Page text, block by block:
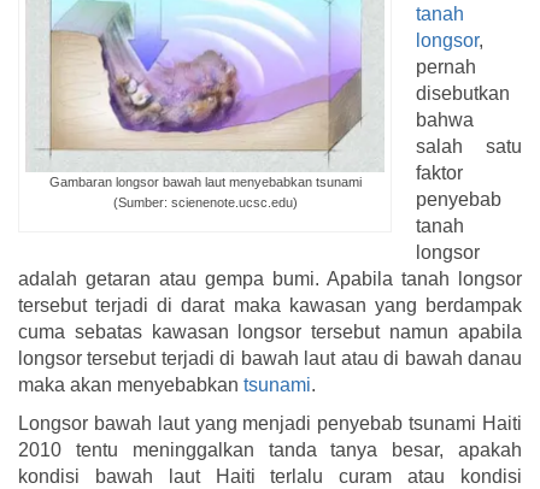
Gambaran longsor bawah laut menyebabkan tsunami
(Sumber: scienenote.ucsc.edu)
tanah
longsor,
pernah
disebutkan
bahwa
salah satu
faktor
penyebab
tanah
longsor
adalah getaran atau gempa bumi. Apabila tanah longsor
tersebut terjadi di darat maka kawasan yang berdampak
cuma sebatas kawasan longsor tersebut namun apabila
longsor tersebut terjadi di bawah laut atau di bawah danau
maka akan menyebabkan tsunami.
Longsor bawah laut yang menjadi penyebab tsunami Haiti
2010 tentu meninggalkan tanda tanya besar, apakah
kondisi bawah laut Haiti terlalu curam atau kondisi